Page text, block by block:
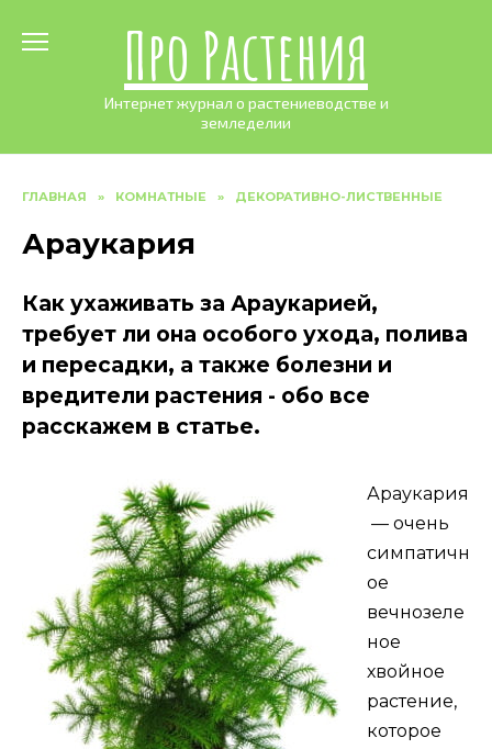
Про Растения
Интернет журнал о растениеводстве и
земледелии
ГЛАВНАЯ » КОМНАТНЫЕ » ДЕКОРАТИВНО-ЛИСТВЕННЫЕ
Араукария
Как ухаживать за Араукарией,
требует ли она особого ухода, полива
и пересадки, а также болезни и
вредители растения - обо все
расскажем в статье.
Араукария
— очень
симпатичн
ое
вечнозеле
ное
хвойное
растение,
которое